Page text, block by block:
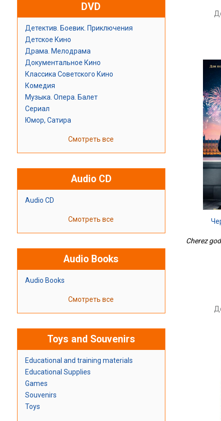
DVD
Детектив. Боевик. Приключения
Детское Кино
Драма. Мелодрама
Документальное Кино
Классика Советского Кино
Комедия
Музыка. Опера. Балет
Сериал
Юмор, Сатира
Смотреть все
Audio CD
Audio CD
Смотреть все
Audio Books
Audio Books
Смотреть все
Toys and Souvenirs
Educational and training materials
Educational Supplies
Games
Souvenirs
Toys
Cherez